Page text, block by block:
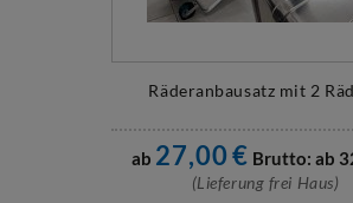
Räderanbausatz mit 2
ab 27,00€ Brutto: ab
(Lieferung frei Haus)